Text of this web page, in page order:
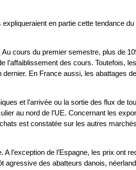
en partie cette tendance
Au cours du premier semestre, plus de
l’affaiblissement des cours. Toutefois,
En France aussi, les abattages
et l’arrivée ou la sortie des flux de
au nord de l’UE. Concernant les
est constatée sur les autres
l’exception de l’Espagne, les prix ont
agressive des abatteurs danois,